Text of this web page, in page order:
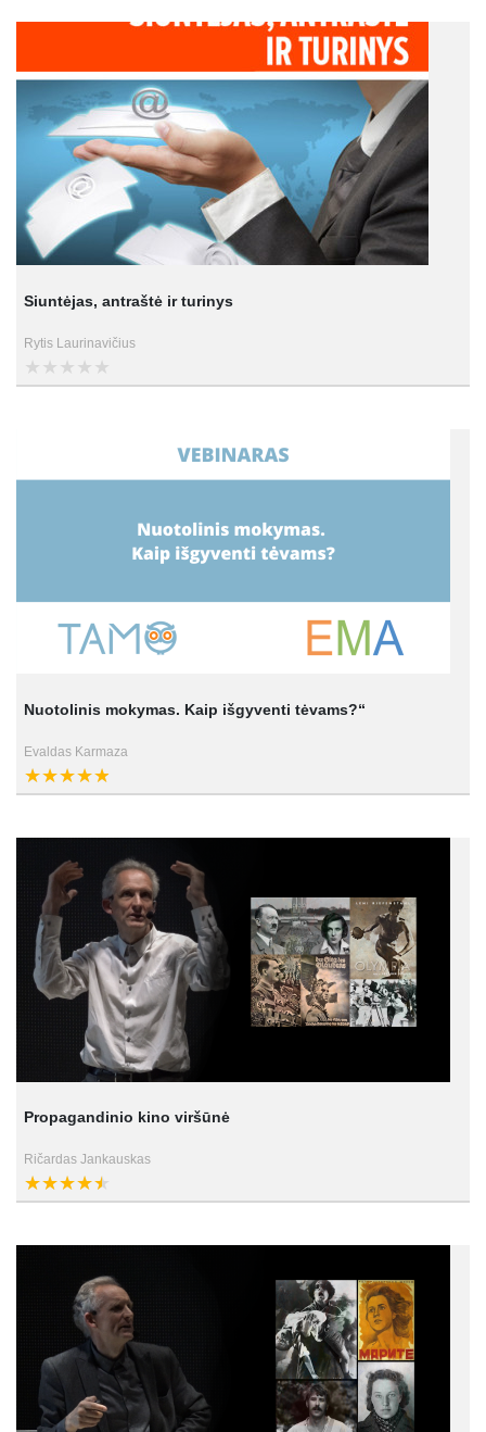
Siuntėjas, antraštė ir turinys
Rytis Laurinavičius
Nuotolinis mokymas. Kaip išgyventi tėvams?“
Evaldas Karmaza
Propagandinio kino viršūnė
Ričardas Jankauskas